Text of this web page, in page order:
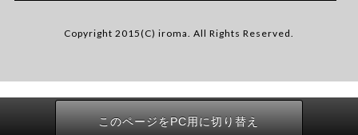
Copyright 2015(C) iroma. All Rights Reserved.
このページをPC用に切り替え